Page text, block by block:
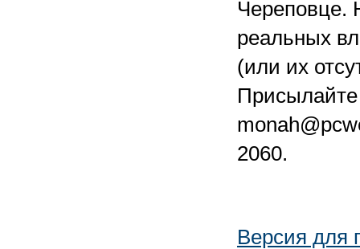
Череповце.
реальных
(или их
2060.
Версия для